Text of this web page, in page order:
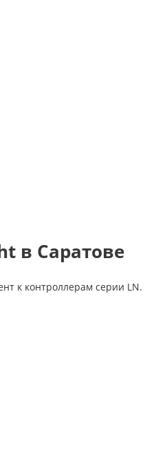
в Саратове
к контроллерам серии LN.